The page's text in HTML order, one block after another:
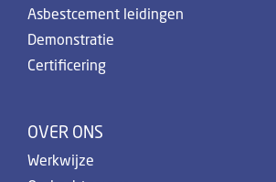
Asbestcement leidingen
Demonstratie
Certificering
OVER ONS
Werkwijze